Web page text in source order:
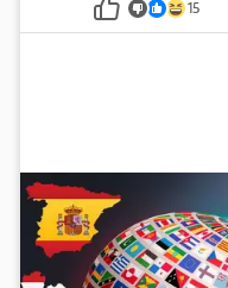
objavama...
15